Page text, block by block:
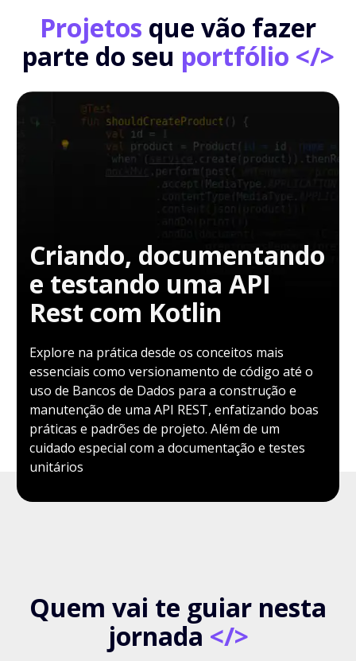
Projetos que vão fazer
parte do seu portfólio </>
Criando, documentando
e testando uma API
Rest com Kotlin
Explore na prática desde os conceitos mais
essenciais como versionamento de código até o
uso de Bancos de Dados para a construção e
manutenção de uma API REST, enfatizando boas
práticas e padrões de projeto. Além de um
cuidado especial com a documentação e testes
unitários
Quem vai te guiar nesta
jornada </>